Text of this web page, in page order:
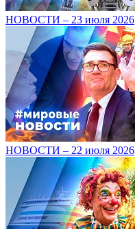
НОВОСТИ – 23 июля 2026
НОВОСТИ – 22 июля 2026